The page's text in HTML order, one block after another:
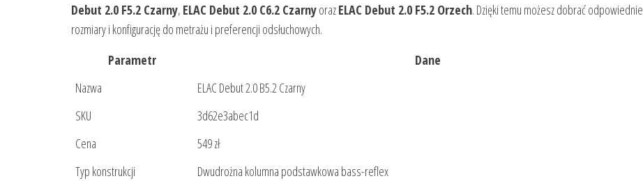
Debut 2.0 F5.2 Czarny, ELAC Debut 2.0 C6.2 CzarnyorazELAC Debut 2.0 F5.2 Orzech. Dzięki temu możesz dobrać odpowiednie
rozmiary i konfigurację do metrażu i preferencji odsłuchowych.
Parametr
Dane
Nazwa
ELAC Debut 2.0 B5.2 Czarny
SKU
3d62e3abec1d
Cena
549 zł
Typ konstrukcji
Dwudrożna kolumna podstawkowa bass-reflex